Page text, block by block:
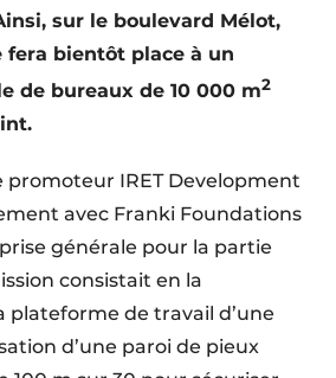
sur le boulevard Mélot,
fera bientôt place à un
de bureaux de 10 000 m2
promoteur IRET Development
avec Franki Foundations
générale pour la partie
consistait en la
plateforme de travail d’une
d’une paroi de pieux